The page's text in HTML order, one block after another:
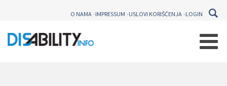
O NAMA IMPRESSUM USLOVI KORIŠĆENJA LOGIN